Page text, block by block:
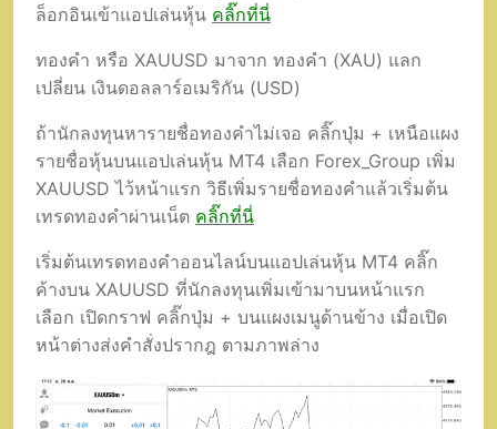
ล็อกอินเข้าแอปเล่นหุ้น คลิ๊กที่นี่
ทองคำ หรือ XAUUSD มาจาก ทองคำ (XAU) แลก
เปลี่ยน เงินดอลลาร์อเมริกัน (USD)
ถ้านักลงทุนหารายชื่อทองคำไม่เจอ คลิ๊กปุ่ม + เหนือแผง
รายชื่อหุ้นบนแอปเล่นหุ้น MT4 เลือก Forex_Group เพิ่ม
XAUUSD ไว้หน้าแรก วิธีเพิ่มรายชื่อทองคำแล้วเริ่มต้น
เทรดทองคำผ่านเน็ต คลิ๊กที่นี่
เริ่มต้นเทรดทองคำออนไลน์บนแอปเล่นหุ้น MT4 คลิ๊ก
ค้างบน XAUUSD ที่นักลงทุนเพิ่มเข้ามาบนหน้าแรก
เลือก เปิดกราฟ คลิ๊กปุ่ม + บนแผงเมนูด้านข้าง เมื่อเปิด
หน้าต่างส่งคำสั่งปรากฎ ตามภาพล่าง